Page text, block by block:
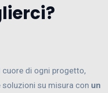
cuore di ogni progetto,
su misura con un